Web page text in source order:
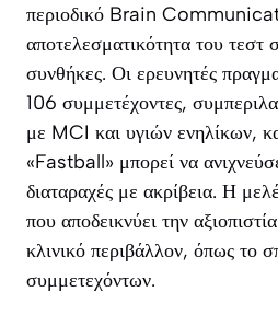
περιοδικό Brain
αποτελεσματικότητα του τεστ
συνθήκες. Οι ερευνητές
106 συμμετέχοντες,
με MCI και υγιών ενηλίκων,
«Fastball» μπορεί να
διαταραχές με ακρίβεια. Η
που αποδεικνύει την
κλινικό περιβάλλον, όπως το
συμμετεχόντων.